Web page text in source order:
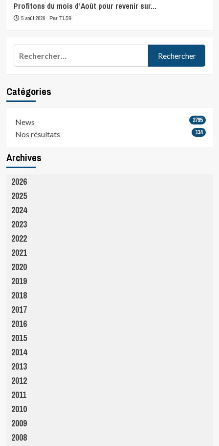
Profitons du mois d’Août pour revenir sur…
5 août 2026 Par TL59
Catégories
News 2795
Nos résultats 134
Archives
2026
2025
2024
2023
2022
2021
2020
2019
2018
2017
2016
2015
2014
2013
2012
2011
2010
2009
2008